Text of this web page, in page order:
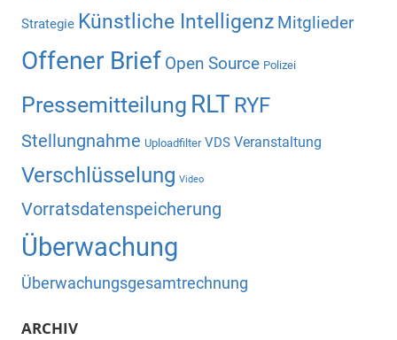
Strategie Künstliche Intelligenz Mitglieder
Offener Brief Open Source Polizei
Pressemitteilung RLT RYF
Stellungnahme Uploadfilter VDS Veranstaltung
Verschlüsselung Video
Vorratsdatenspeicherung
Überwachung
Überwachungsgesamtrechnung
ARCHIV